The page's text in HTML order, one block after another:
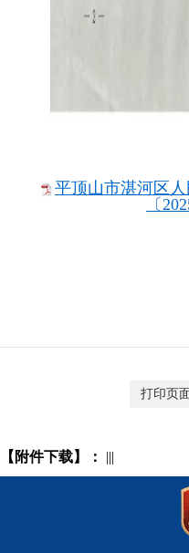
平顶山市湛河区
〔
打印页
【附件下载】： |||